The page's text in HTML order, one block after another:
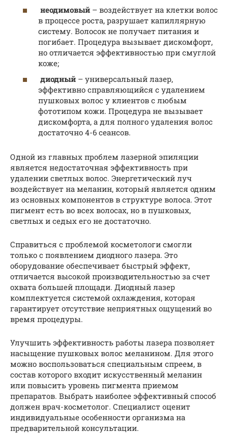
неодимовый – воздействует на клетки волос
в процессе роста, разрушает капиллярную
систему. Волосок не получает питания и
погибает. Процедура вызывает дискомфорт,
но отличается эффективностью при смуглой
коже;
диодный – универсальный лазер,
эффективно справляющийся с удалением
пушковых волос у клиентов с любым
фототипом кожи. Процедура не вызывает
дискомфорта, а для полного удаления волос
достаточно 4-6 сеансов.
Одной из главных проблем лазерной эпиляции
является недостаточная эффективность при
удалении светлых волос. Энергетический луч
воздействует на меланин, который является одним
из основных компонентов в структуре волоса. Этот
пигмент есть во всех волосах, но в пушковых,
светлых и седых его не достаточно.
Справиться с проблемой косметологи смогли
только с появлением диодного лазера. Это
оборудование обеспечивает быстрый эффект,
отличается высокой производительностью за счет
охвата большей площади. Диодный лазер
комплектуется системой охлаждения, которая
гарантирует отсутствие неприятных ощущений во
время процедуры.
Улучшить эффективность работы лазера позволяет
насыщение пушковых волос меланином. Для этого
можно воспользоваться специальным спреем, в
состав которого входит искусственный меланин
или повысить уровень пигмента приемом
препаратов. Выбрать наиболее эффективный способ
должен врач-косметолог. Специалист оценит
индивидуальные особенности организма на
предварительной консультации.